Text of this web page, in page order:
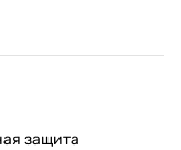
защита